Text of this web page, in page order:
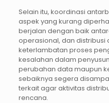
Selain itu, koordinasi
aspek yang kurang
berjalan dengan baik
operasional, dan
keterlambatan proses
kesalahan dalam
perubahan data maupun
sebaiknya segera
terkait agar aktivitas
rencana.